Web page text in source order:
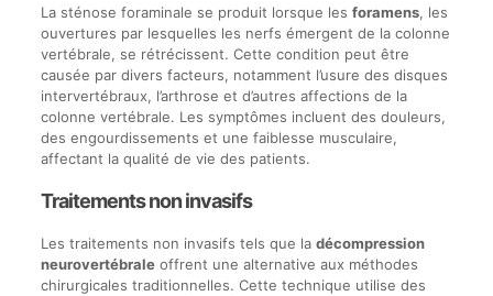
La sténose foraminale se produit lorsque les foramens, les
ouvertures par lesquelles les nerfs émergent de la colonne
vertébrale, se rétrécissent. Cette condition peut être
causée par divers facteurs, notamment l’usure des disques
intervertébraux, l’arthrose et d’autres affections de la
colonne vertébrale. Les symptômes incluent des douleurs,
des engourdissements et une faiblesse musculaire,
affectant la qualité de vie des patients.
Traitements non invasifs
Les traitements non invasifs tels que la décompression
neurovertébraleoffrent une alternative aux méthodes
chirurgicales traditionnelles. Cette technique utilise des